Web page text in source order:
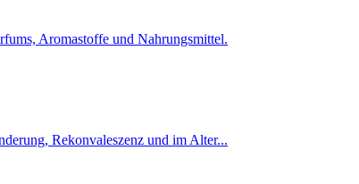
Aromastoffe und Nahrungsmittel.
Rekonvaleszenz und im Alter...